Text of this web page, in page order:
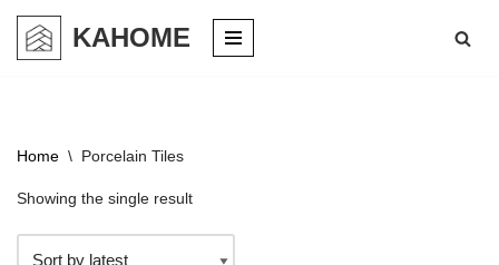
Skip
KAHOME
Home \ Porcelain Tiles
Showing the single result